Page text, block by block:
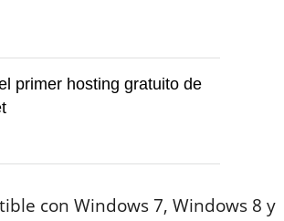
primer hosting gratuito de
con Windows 7, Windows 8 y